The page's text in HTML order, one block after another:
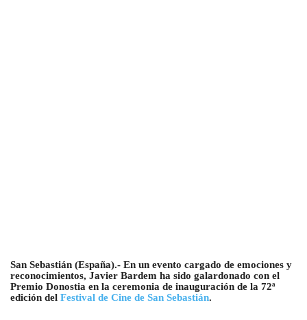
San Sebastián (España).- En un evento cargado de emociones y
reconocimientos, Javier Bardem ha sido galardonado con el
Premio Donostia en la ceremonia de inauguración de la 72ª
edición del Festival de Cine de San Sebastián.